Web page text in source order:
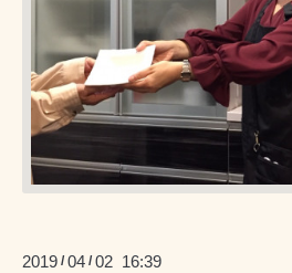
2019 /04 /02 16:39